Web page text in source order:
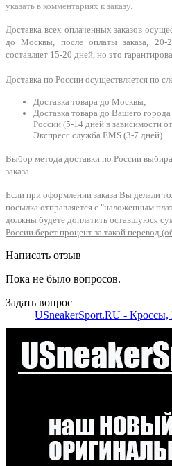
указать в комментариях к заказу.
Доставка всех оплаченных заказов
до Москвы, после оплаты заказа,
составляет 15-20 дней, но это
Доставка по России осуществляется по
Доставка товара до Москвы;
Доставка товара до Вашего
России (5-14 дней в зависимости
Экспресс служба EMS (3-7 дней).
Выбор метода доставки по России
заказа.
Если при оформлении заказа Вы делали
посылка отправляется с "наложенным
должны будете доплатить оставшуюся
России берет процент за такой перевод
Написать отзыв
Пока не было вопросов.
Задать вопрос
USneakerSport.RU -